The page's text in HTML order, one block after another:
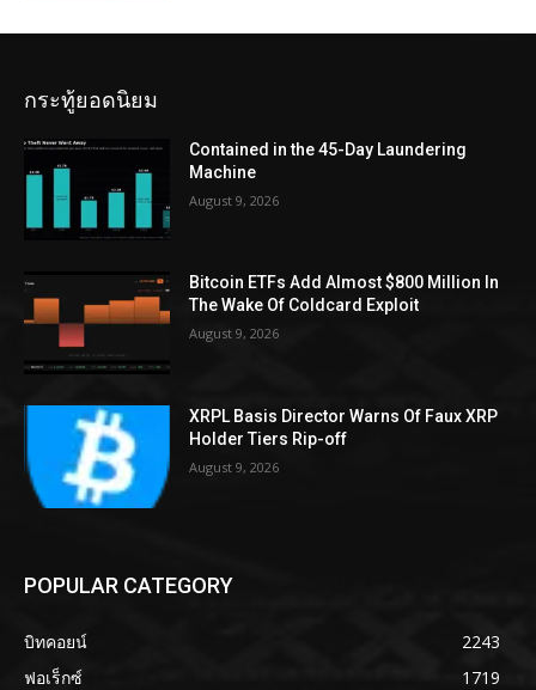
กระทู้ยอดนิยม
Contained in the 45-Day Laundering
Machine
August 9, 2026
Bitcoin ETFs Add Almost $800 Million In
The Wake Of Coldcard Exploit
August 9, 2026
XRPL Basis Director Warns Of Faux XRP
Holder Tiers Rip-off
August 9, 2026
POPULAR CATEGORY
บิทคอยน์
2243
ฟอเร็กซ์
1719